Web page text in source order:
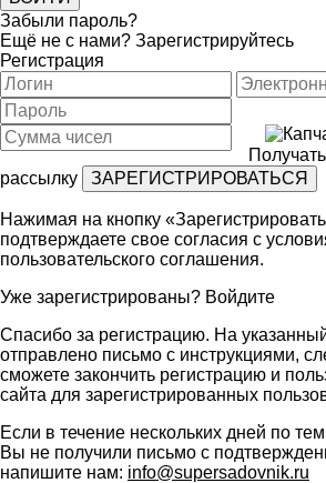
Забыли пароль?
Ещё не с нами? Зарегистрируйтесь
Регистрация
рассылку
Нажимая на кнопку
подтверждаете свое согласия с
пользовательского соглашения.
Уже зарегистрированы? Войдите
Спасибо за регистрацию. На
отправлено письмо с инструкциями,
сможете закончить регистрацию и
сайта для зарегистрированных
Если в течение нескольких дней по
Вы не получили письмо с
напишите нам: info@supersadovnik.ru